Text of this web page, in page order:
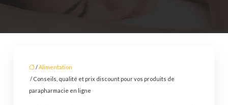
/Alimentation
/ Conseils, qualité et prix discount pour vos produits de
parapharmacie en ligne